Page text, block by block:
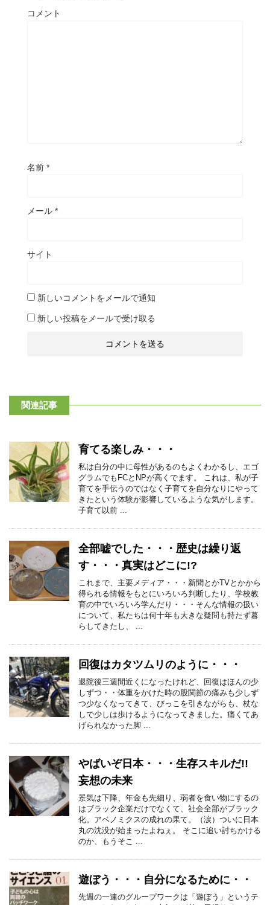
コメント
名前 *
メール *
サイト
新しいコメントをメールで通知
新しい投稿をメールで受け取る
関連記事
育てる楽しみ・・・
私は自分の中に母性があるのもよくわかるし、エゴ
グラムでもFCとNPが高くでます。 これは、私が子
育てを手伝うのではなく子育てを自分なりにやって
きたという体験が影響しているような気がします。
子育て以前 ...
全部嘘でした・・・歴史は繰り返
す・・・真実はどこに!?
これまで、主要メディア・・・新聞とかTVとかから
得られる情報をもとにいろいろ判断したり、学校教
育の中でいろいろ学んだり・・・そんな情報の扱い
について、私たちは何十年も大きな疑問も持たず暮
らしてきたし、 ...
回復はカタツムリのように・・・
退院後三週間近くになったけれど、回復はほんの少
しずつ・・体重をかけた時の股関節の痛みも少しず
つ少なくなってきて、びっこを引きながらも、杖な
しで少しは歩けるようになってきました。痛くてあ
げられなかった脚 ...
やばいぞ日本・・・生存スキルだ!!
妄想の未来
景気は下降、年金も先細り、弱者を食い物にするの
はブラック企業だけでなくて、社会全部がブラック
化。アベノミクスの成れの果て。（涙）ついに日本
丸の沈没が始まったよねぇ。 そこに追い討ちかける
のか、もうそこ ...
遊ぼう・・・自分になるために・・
先週の一連のグループワークは「遊ぼう」というテ